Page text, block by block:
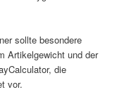
sollte besondere
Artikelgewicht und der
die
vor.